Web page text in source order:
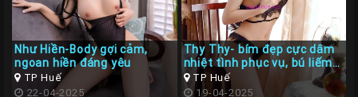
Như Hiền-Body gợi cảm,
ngoan hiền đáng yêu
TP Huế
22-04-2025
Thy Thy- bím đẹp cực dâm
nhiệt tình phục vụ, bú liếm
đê mê
TP Huế
19-04-2025